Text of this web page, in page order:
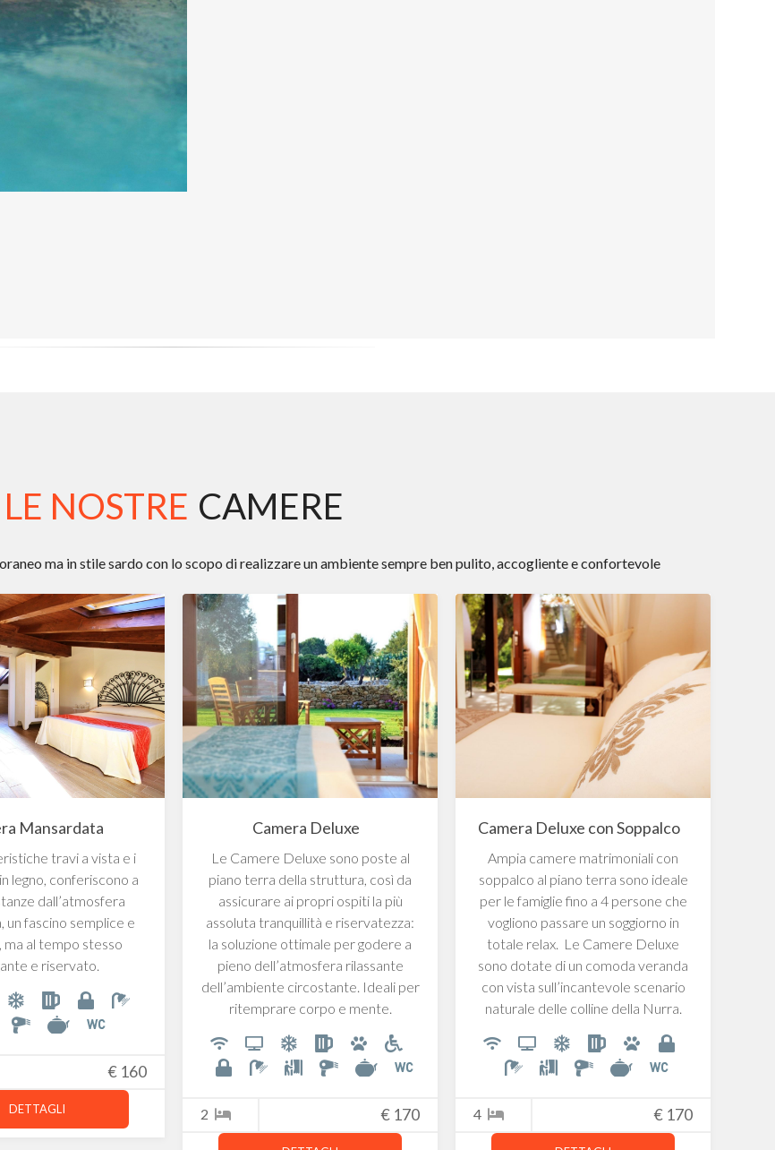
LE NOSTRE CAMERE
ma in stile sardo con lo scopo di realizzare un ambiente sempre ben pulito, accogliente e confortevole
Mansardata
travi a vista e i
legno, conferiscono a
dall’atmosfera
un fascino semplice e
ma al tempo stesso
e riservato.
€ 160
DETTAGLI
Camera Deluxe
Le Camere Deluxe sono poste al
piano terra della struttura, così da
assicurare ai propri ospiti la più
assoluta tranquillità e riservatezza:
la soluzione ottimale per godere a
pieno dell’atmosfera rilassante
dell’ambiente circostante. Ideali per
ritemprare corpo e mente.
2 € 170
Camera Deluxe con Soppalco
Ampia camere matrimoniali con
soppalco al piano terra sono ideale
per le famiglie fino a 4 persone che
vogliono passare un soggiorno in
totale relax. Le Camere Deluxe
sono dotate di un comoda veranda
con vista sull’incantevole scenario
naturale delle colline della Nurra.
4 € 170